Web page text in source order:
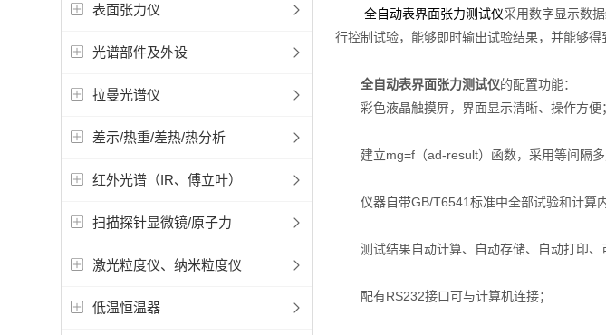
表面张力仪
光谱部件及外设
拉曼光谱仪
差示/热重/差热/热分析
红外光谱（IR、傅立叶）
扫描探针显微镜/原子力
激光粒度仪、纳米粒度仪
低温恒温器
全自动表界面张力测试仪采用数字显示数
行控制试验，能够即时输出试验结果，并能够
全自动表界面张力测试仪的配置功能：
彩色液晶触摸屏，界面显示清晰、操作方便；
建立mg=f（ad-result）函数，采用等间隔多
仪器自带GB/T6541标准中全部试验和计算内
测试结果自动计算、自动存储、自动打印、
配有RS232接口可与计算机连接；